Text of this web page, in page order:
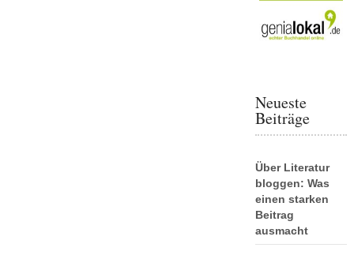
Neueste
Beiträge
Über Literatur
bloggen: Was
einen starken
Beitrag
ausmacht